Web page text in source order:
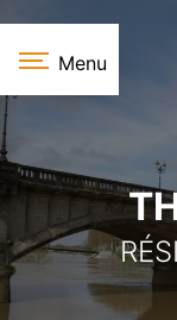
Menu